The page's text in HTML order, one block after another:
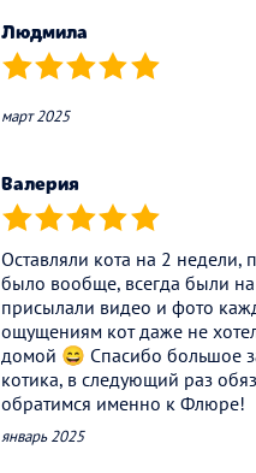
Людмила
(*) (*) (*) (*) (*)
март 2025
Валерия
(*) (*) (*) (*) (*)
Оставляли кота на 2 недели,
было вообще, всегда были на
присылали видео и фото
ощущениям кот даже не
домой 😄 Спасибо большое
котика, в следующий раз
обратимся именно к Флюре!
январь 2025